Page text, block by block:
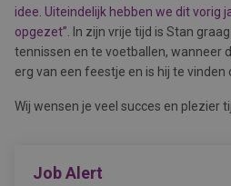
idee. Uiteindelijk hebben we dit vorig
opgezet”.
In zijn vrije tijd is Stan
tennissen en te voetballen, wanneer
erg van een feestje en is hij te vinden
Wij wensen je veel succes en plezier
Job Alert